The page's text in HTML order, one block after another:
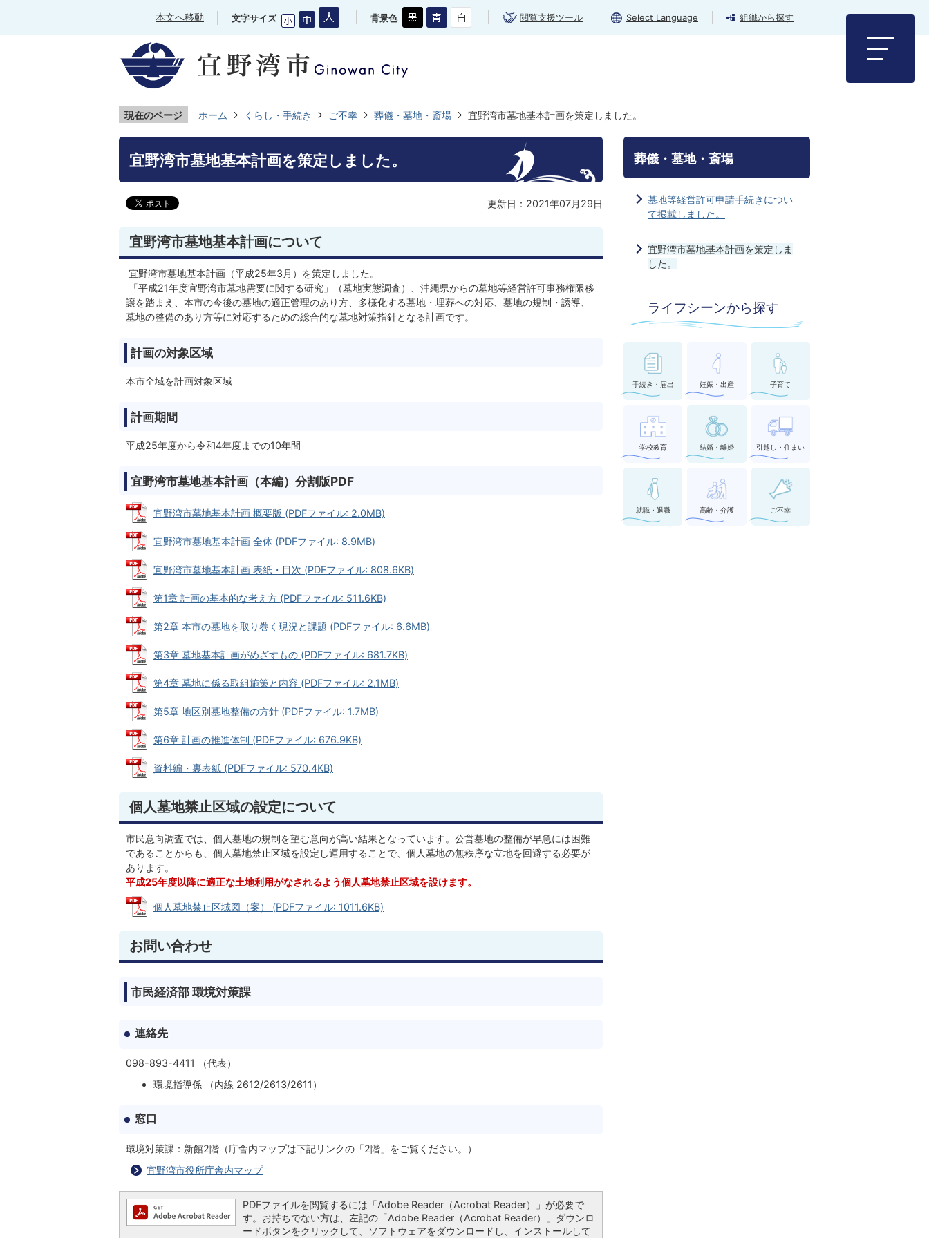
本文へ移動 文字サイズ 背景色 閲覧支援ツール Select Language 組織から探す
現在のページ ホーム くらし・手続き ご不幸 葬儀・墓地・斎場 宜野湾市墓地基本計画を策定しました。
宜野湾市墓地基本計画を策定しました。
更新日：2021年07月29日
宜野湾市墓地基本計画について
宜野湾市墓地基本計画（平成25年3月）を策定しました。
「平成21年度宜野湾市墓地需要に関する研究」（墓地実態調査）、沖縄県からの墓地等経営許可事務権限移
譲を踏まえ、本市の今後の墓地の適正管理のあり方、多様化する墓地・埋葬への対応、墓地の規制・誘導、
墓地の整備のあり方等に対応するための総合的な墓地対策指針となる計画です。
計画の対象区域
本市全域を計画対象区域
計画期間
平成25年度から令和4年度までの10年間
宜野湾市墓地基本計画（本編）分割版PDF
宜野湾市墓地基本計画 概要版 (PDFファイル: 2.0MB)
宜野湾市墓地基本計画 全体 (PDFファイル: 8.9MB)
宜野湾市墓地基本計画 表紙・目次 (PDFファイル: 808.6KB)
第1章 計画の基本的な考え方 (PDFファイル: 511.6KB)
第2章 本市の墓地を取り巻く現況と課題 (PDFファイル: 6.6MB)
第3章 墓地基本計画がめざすもの (PDFファイル: 681.7KB)
第4章 墓地に係る取組施策と内容 (PDFファイル: 2.1MB)
第5章 地区別墓地整備の方針 (PDFファイル: 1.7MB)
第6章 計画の推進体制 (PDFファイル: 676.9KB)
資料編・裏表紙 (PDFファイル: 570.4KB)
個人墓地禁止区域の設定について
市民意向調査では、個人墓地の規制を望む意向が高い結果となっています。公営墓地の整備が早急には困難
であることからも、個人墓地禁止区域を設定し運用することで、個人墓地の無秩序な立地を回避する必要が
あります。
平成25年度以降に適正な土地利用がなされるよう個人墓地禁止区域を設けます。
個人墓地禁止区域図（案） (PDFファイル: 1011.6KB)
お問い合わせ
市民経済部 環境対策課
連絡先
098-893-4411 （代表）
環境指導係 （内線 2612/2613/2611）
窓口
環境対策課：新館2階（庁舎内マップは下記リンクの「2階」をご覧ください。）
宜野湾市役所庁舎内マップ
PDFファイルを閲覧するには「Adobe Reader（Acrobat Reader）」が必要で
す。お持ちでない方は、左記の「Adobe Reader（Acrobat Reader）」ダウンロ
ードボタンをクリックして、ソフトウェアをダウンロードし、インストールして
葬儀・墓地・斎場
墓地等経営許可申請手続きについ
て掲載しました。
宜野湾市墓地基本計画を策定しま
した。
ライフシーンから探す
手続き・届出 妊娠・出産 子育て
学校教育 結婚・離婚 引越し・住まい
就職・退職 高齢・介護 ご不幸